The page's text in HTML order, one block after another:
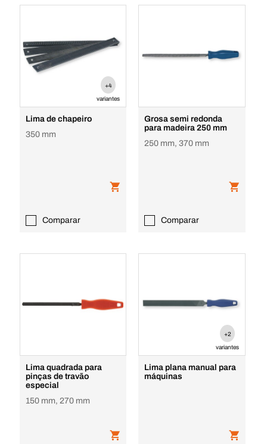
+4
variantes
Lima de chapeiro
350 mm
Comparar
Grosa semi redonda
para madeira 250 mm
250 mm, 370 mm
Comparar
Lima quadrada para
pinças de travão
especial
150 mm, 270 mm
+2
variantes
Lima plana manual para
máquinas